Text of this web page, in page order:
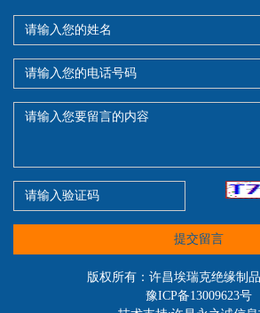
提交留言
版权所有：许昌埃瑞克绝缘制
豫ICP备13009623号